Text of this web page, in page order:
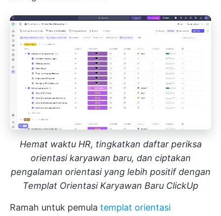
Hemat waktu HR, tingkatkan daftar periksa
orientasi karyawan baru, dan ciptakan
pengalaman orientasi yang lebih positif dengan
Templat Orientasi Karyawan Baru ClickUp
Ramah untuk pemula templat orientasi